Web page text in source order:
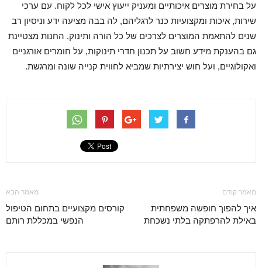
על בחירת מוצרים איכותיים ומעניק ייעוץ אישי לכל לקוח. עם ערכי
שירות, איכות ומקצועיות כנר לרגליהם, לה בבה מציעה ידע וניסיון רב
שנים להתאמת המוצרים לצרכים של כל הורה ותינוק. החנות מצטיינת
גם בהענקת מידע חשוב על תכנון חדרי תינוקות, על חומרים אורגניים
ואקולוגיים, ועל חוש יצירתיות שמביא לחווית קנייה שונה ומרגשת.
מאמר קודם
איך להפוך חופשה משפחתית
באילת להרפתקה בלתי נשכחת
מאמר הבא
קורסים מקצועיים בתחום הטיפול
הנפשי במכללת רותם